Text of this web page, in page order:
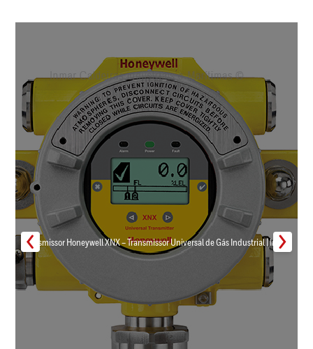
Transmissor Honeywell XNX – Transmissor Universal de Gás Industrial | Inmar